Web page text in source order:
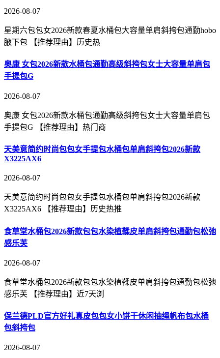
2026-08-07
星期六包包女2026新款春夏水桶包大容量单肩斜挎包通勤hobo
腋下包 【推荐理由】历史热
奥康 女包2026新款水桶包通勤高级斜挎包女士大容量单肩包
手提包G
2026-08-07
奥康 女包2026新款水桶包通勤高级斜挎包女士大容量单肩包
手提包G 【推荐理由】热门商
天美意简约时尚包包女手提包水桶包单肩斜挎包2026新款
X3225AX6
2026-08-07
天美意简约时尚包包女手提包水桶包单肩斜挎包2026新款
X3225AX6 【推荐理由】历史热推
食草堂水桶包2026新款包包水染植鞣皮单肩斜挎包通勤包松弛
感乐芙
2026-08-07
食草堂水桶包2026新款包包水染植鞣皮单肩斜挎包通勤包松弛
感乐芙 【推荐理由】近7天浏
保兰德PLD官方好礼真皮包包女小饼干休闲抽绳帆布包水桶
包斜挎包
2026-08-07